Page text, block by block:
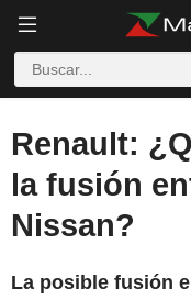
Renault:
la fusión
Nissan?
La posible fusión